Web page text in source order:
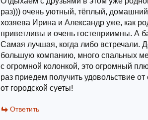
раз))) очень уютный, тёплый,
хозяева Ирина и Александр уже, как
приветливы и очень гостеприимны. А
Самая лучшая, когда либо встречали.
большую компанию, много спальных
с огромной колонкой, это огромный
раз приедем получить удовольствие
от городской суеты!
Ответить